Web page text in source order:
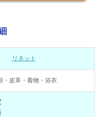
リネット
・皮革・着物・浴衣